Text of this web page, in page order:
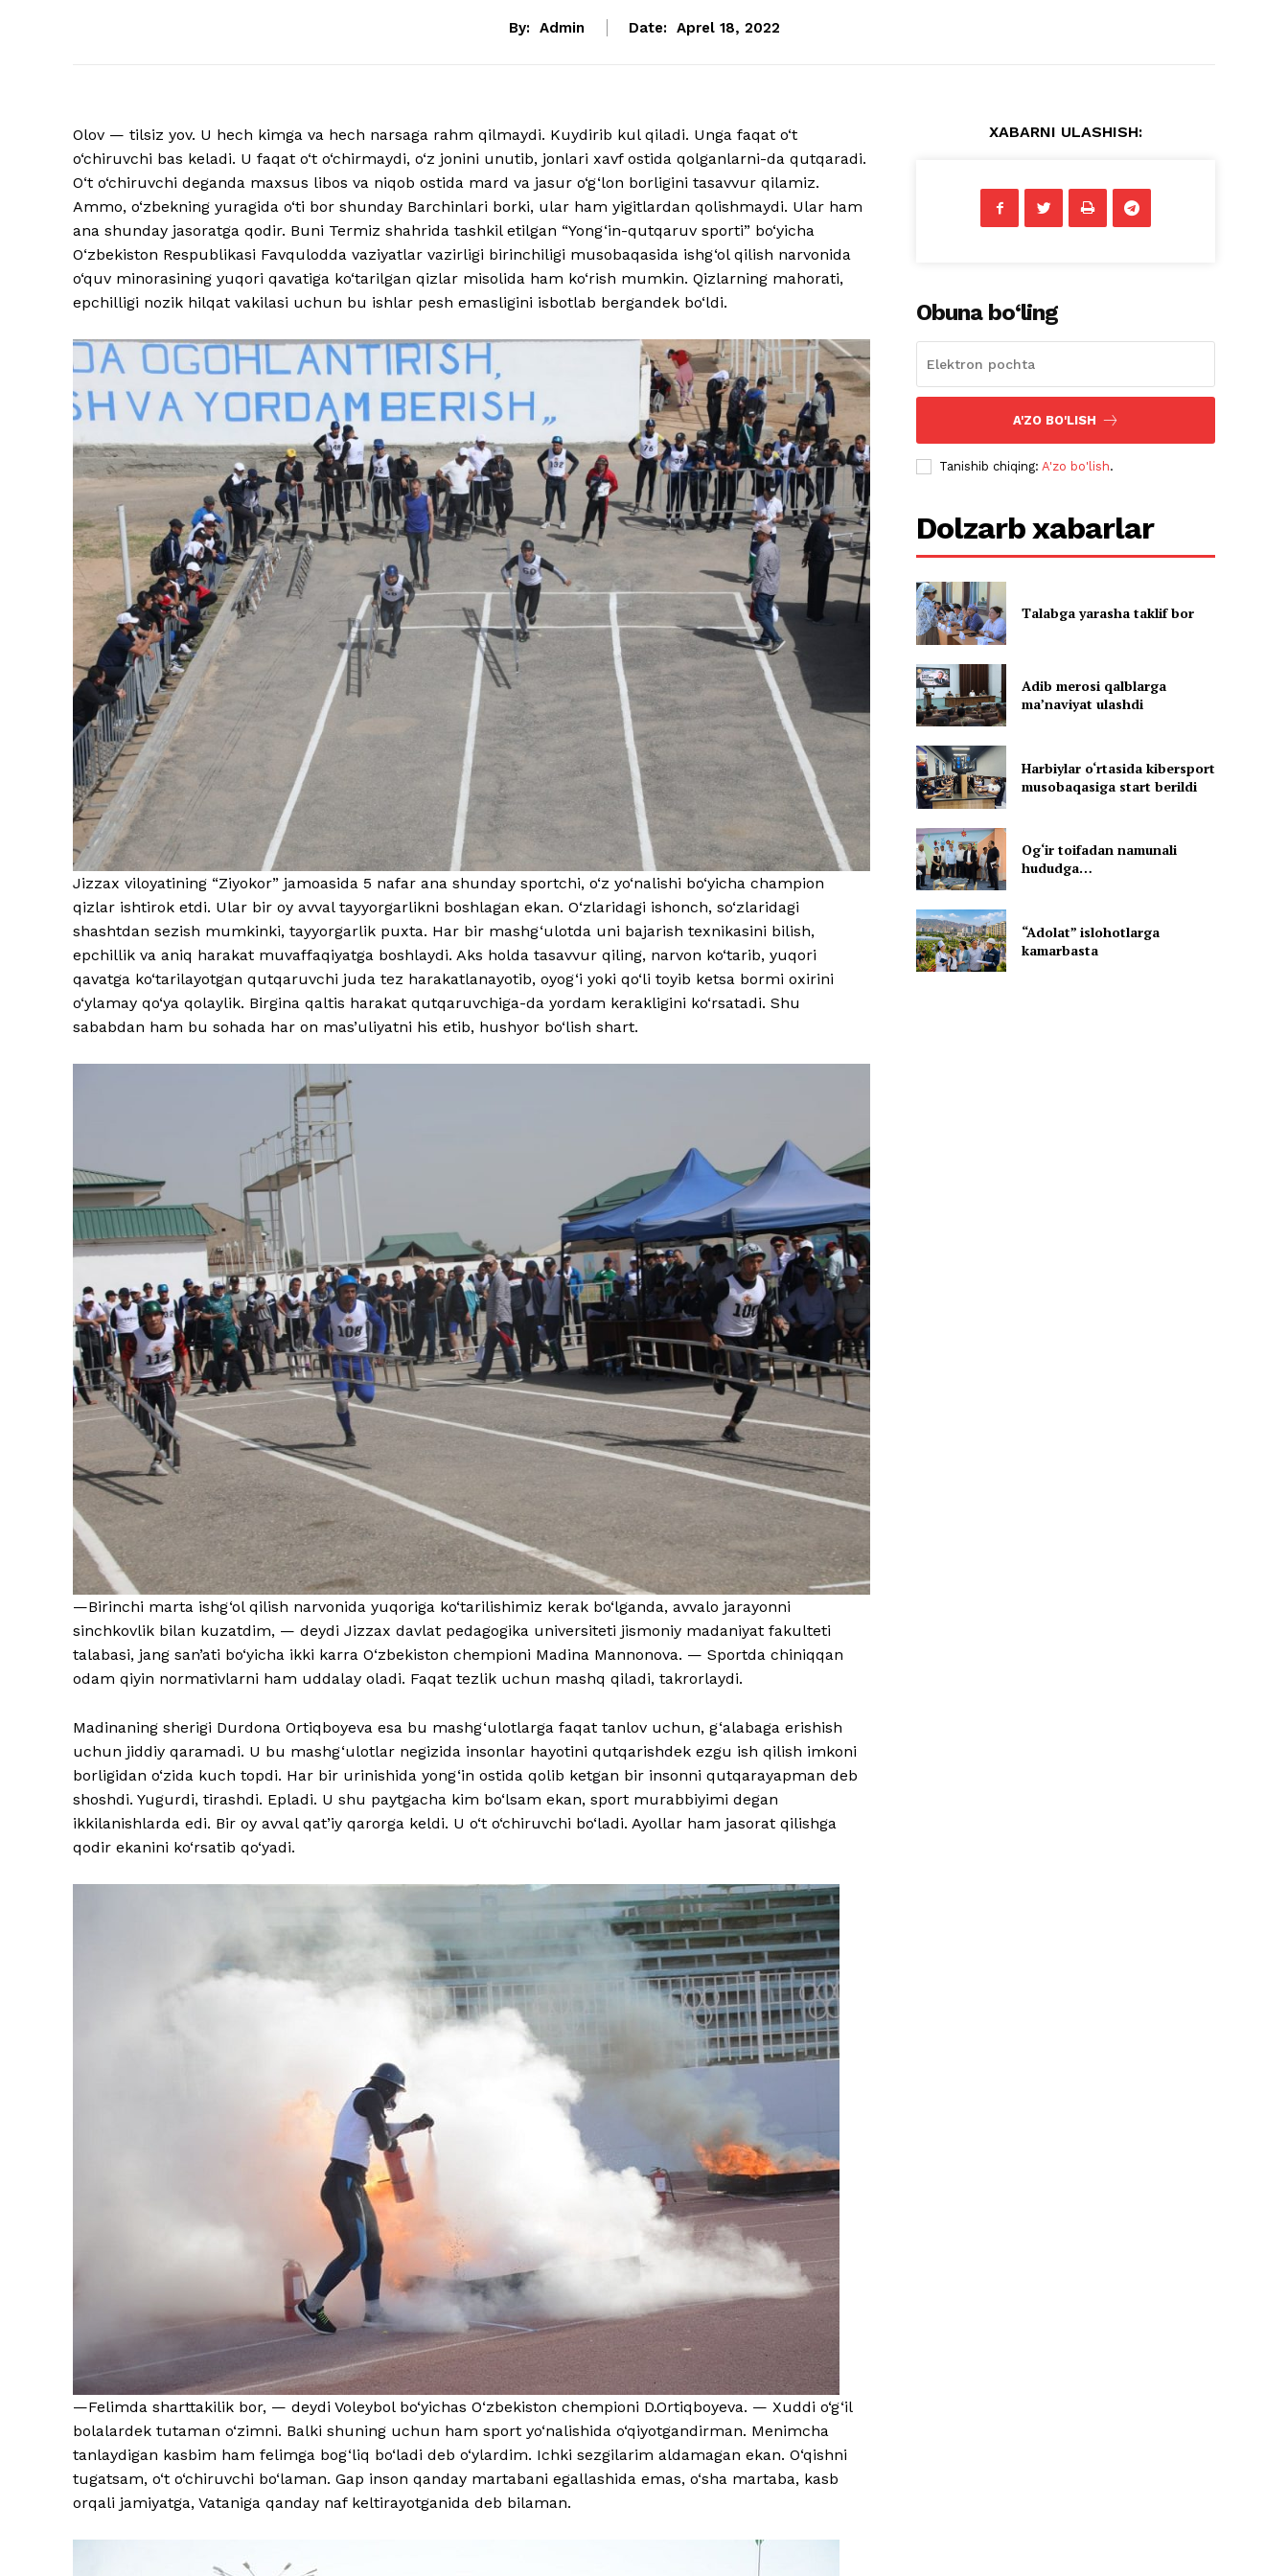
By: Admin Date: Aprel 18, 2022
Olov — tilsiz yov. U hech kimga va hech narsaga rahm qilmaydi. Kuydirib kul qiladi. Unga faqat o‘t
o‘chiruvchi bas keladi. U faqat o‘t o‘chirmaydi, o‘z jonini unutib, jonlari xavf ostida qolganlarni-da qutqaradi.
O‘t o‘chiruvchi deganda maxsus libos va niqob ostida mard va jasur o‘g‘lon borligini tasavvur qilamiz.
Ammo, o‘zbekning yuragida o‘ti bor shunday Barchinlari borki, ular ham yigitlardan qolishmaydi. Ular ham
ana shunday jasoratga qodir. Buni Termiz shahrida tashkil etilgan “Yong‘in-qutqaruv sporti” bo‘yicha
O‘zbekiston Respublikasi Favqulodda vaziyatlar vazirligi birinchiligi musobaqasida ishg‘ol qilish narvonida
o‘quv minorasining yuqori qavatiga ko‘tarilgan qizlar misolida ham ko‘rish mumkin. Qizlarning mahorati,
epchilligi nozik hilqat vakilasi uchun bu ishlar pesh emasligini isbotlab bergandek bo‘ldi.
Jizzax viloyatining “Ziyokor” jamoasida 5 nafar ana shunday sportchi, o‘z yo‘nalishi bo‘yicha champion
qizlar ishtirok etdi. Ular bir oy avval tayyorgarlikni boshlagan ekan. O‘zlaridagi ishonch, so‘zlaridagi
shashtdan sezish mumkinki, tayyorgarlik puxta. Har bir mashg‘ulotda uni bajarish texnikasini bilish,
epchillik va aniq harakat muvaffaqiyatga boshlaydi. Aks holda tasavvur qiling, narvon ko‘tarib, yuqori
qavatga ko‘tarilayotgan qutqaruvchi juda tez harakatlanayotib, oyog‘i yoki qo‘li toyib ketsa bormi oxirini
o‘ylamay qo‘ya qolaylik. Birgina qaltis harakat qutqaruvchiga-da yordam kerakligini ko‘rsatadi. Shu
sababdan ham bu sohada har on mas’uliyatni his etib, hushyor bo‘lish shart.
—Birinchi marta ishg‘ol qilish narvonida yuqoriga ko‘tarilishimiz kerak bo‘lganda, avvalo jarayonni
sinchkovlik bilan kuzatdim, — deydi Jizzax davlat pedagogika universiteti jismoniy madaniyat fakulteti
talabasi, jang san’ati bo‘yicha ikki karra O‘zbekiston chempioni Madina Mannonova. — Sportda chiniqqan
odam qiyin normativlarni ham uddalay oladi. Faqat tezlik uchun mashq qiladi, takrorlaydi.
Madinaning sherigi Durdona Ortiqboyeva esa bu mashg‘ulotlarga faqat tanlov uchun, g‘alabaga erishish
uchun jiddiy qaramadi. U bu mashg‘ulotlar negizida insonlar hayotini qutqarishdek ezgu ish qilish imkoni
borligidan o‘zida kuch topdi. Har bir urinishida yong‘in ostida qolib ketgan bir insonni qutqarayapman deb
shoshdi. Yugurdi, tirashdi. Epladi. U shu paytgacha kim bo‘lsam ekan, sport murabbiyimi degan
ikkilanishlarda edi. Bir oy avval qat’iy qarorga keldi. U o‘t o‘chiruvchi bo‘ladi. Ayollar ham jasorat qilishga
qodir ekanini ko‘rsatib qo‘yadi.
—Felimda sharttakilik bor, — deydi Voleybol bo‘yichas O‘zbekiston chempioni D.Ortiqboyeva. — Xuddi o‘g‘il
bolalardek tutaman o‘zimni. Balki shuning uchun ham sport yo‘nalishida o‘qiyotgandirman. Menimcha
tanlaydigan kasbim ham felimga bog‘liq bo‘ladi deb o‘ylardim. Ichki sezgilarim aldamagan ekan. O‘qishni
tugatsam, o‘t o‘chiruvchi bo‘laman. Gap inson qanday martabani egallashida emas, o‘sha martaba, kasb
orqali jamiyatga, Vataniga qanday naf keltirayotganida deb bilaman.
XABARNI ULASHISH:
Obuna bo‘ling
A'ZO BO'LISH
Tanishib chiqing:A'zo bo'lish.
Dolzarb xabarlar
Talabga yarasha taklif bor
Adib merosi qalblarga
maʼnaviyat ulashdi
Harbiylar o‘rtasida kibersport
musobaqasiga start berildi
Og‘ir toifadan namunali
hududga…
“Adolat” islohotlarga
kamarbasta